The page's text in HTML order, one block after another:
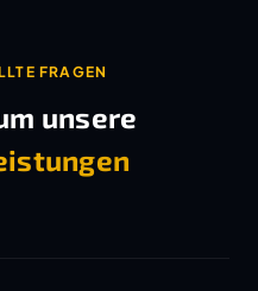
FRAGEN
unsere